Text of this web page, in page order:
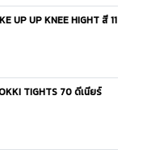
UP UP KNEE HIGHT สี 11
TIGHTS 70 ดีเนียร์